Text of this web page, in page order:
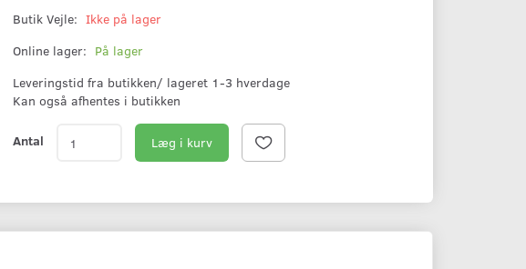
Butik Vejle: Ikke på lager
Online lager: På lager
Leveringstid fra butikken/ lageret 1-3 hverdage
Kan også afhentes i butikken
Antal Læg i kurv